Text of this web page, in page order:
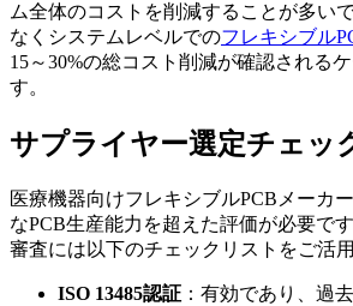
ム全体のコストを削減することが多い
なくシステムレベルでのフレキシブル
15～30%の総コスト削減が確認される
す。
サプライヤー選定チェッ
医療機器向けフレキシブルPCBメーカ
なPCB生産能力を超えた評価が必要で
審査には以下のチェックリストをご活
ISO 13485認証 ：有効であり、過